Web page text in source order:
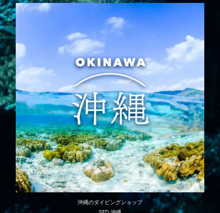
沖縄のダイビングショップ